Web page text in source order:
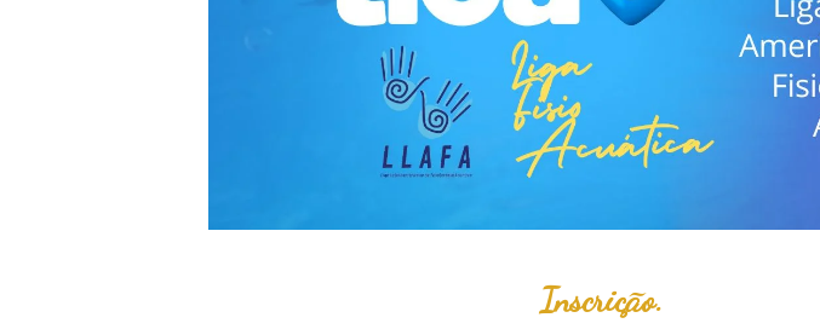
Inscrição.